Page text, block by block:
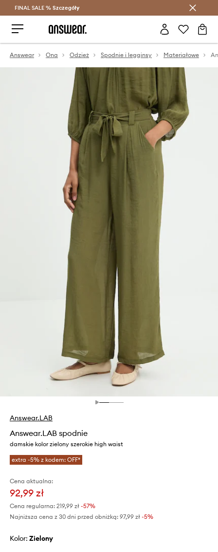
Oszczędzaj z Answear Club >
FINAL SALE % Szczegóły
Answear Ona Odzież Spodnie i legginsy Materiałowe
Answear.LAB
Answear.LAB spodnie
damskie kolor zielony szerokie high waist
extra -5% z kodem: OFF*
Cena aktualna:
92,99 zł
Cena regularna: 219,99 zł -57%
Najniższa cena z 30 dni przed obniżką: 97,99 zł -5%
Kolor: zielony